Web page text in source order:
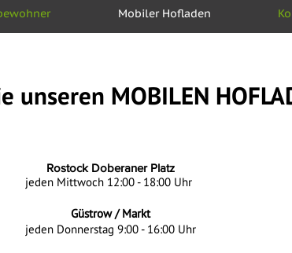
Mobiler Hofladen
unseren MOBILEN
Rostock Doberaner Platz
jeden Mittwoch 12:00 - 18:00 Uhr
Güstrow / Markt
jeden Donnerstag 9:00 - 16:00 Uhr